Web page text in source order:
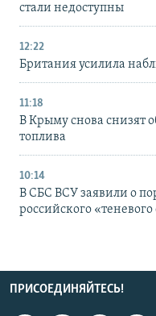
стали недоступны
12:22
Британия усилила
11:18
В Крыму снова снизят
топлива
10:14
В СБС ВСУ заявили о
российского
ПРИСОЕДИНЯЙТЕСЬ!